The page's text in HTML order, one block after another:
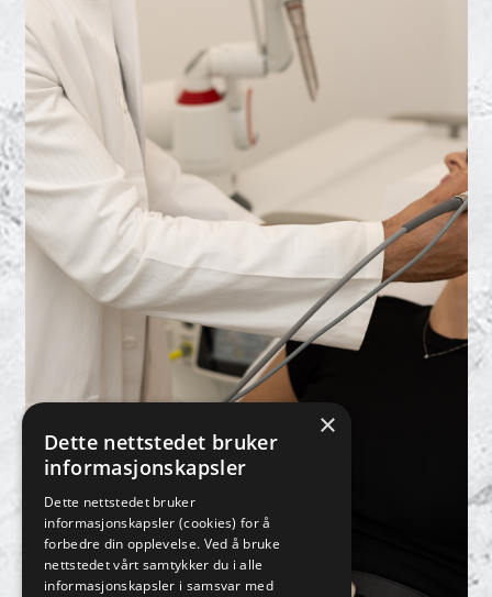
×
Dette nettstedet bruker
informasjonskapsler
Dette nettstedet bruker
informasjonskapsler (cookies) for å
forbedre din opplevelse. Ved å bruke
nettstedet vårt samtykker du i alle
informasjonskapsler i samsvar med